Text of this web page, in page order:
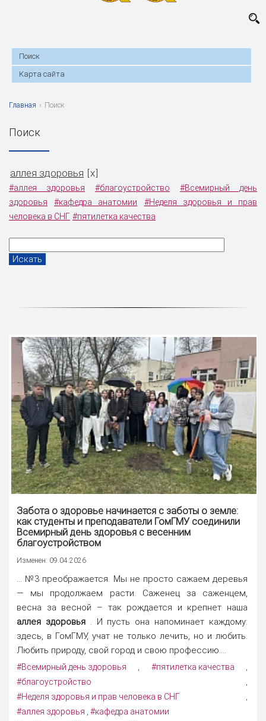
Поиск
Карта сайта
Главная › Поиск
Поиск
аллея здоровья x
#аллея здоровья #благоустройство
#Всемирный день
здоровья
#кафедра анатомии
#Неделя здоровья и прав
человека в СНГ #пятилетка качества
Забота о здоровье начинается с заботы о земле:
как студенты и преподаватели ГомГМУ соединили
Всемирный день здоровья с весенним
благоустройством
Изменен: 09.04.2026
... №3 преображается. Мы не просто сажаем деревья
— мы продолжаем расти. Саженец за саженцем,
весна за весной – так рождается и крепнет наша
аллея здоровья. И пусть она напоминает каждому:
здесь, в ГомГМУ, учат не только лечить, но и любить.
Любить природу, свой город и свою профессию....
#Всемирный день здоровья , #пятилетка качества ,
#благоустройство ,
#Неделя здоровья и прав человека в СНГ ,
#аллея здоровья , #кафедра анатомии